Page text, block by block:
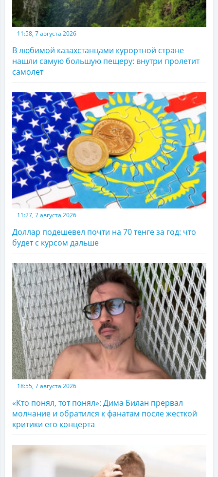
11:58, 7 августа 2026
В любимой казахстанцами курортной стране
нашли самую большую пещеру: внутри пролетит
самолет
11:27, 7 августа 2026
Доллар подешевел почти на 70 тенге за год: что
будет с курсом дальше
18:55, 7 августа 2026
«Кто понял, тот понял»: Дима Билан прервал
молчание и обратился к фанатам после жесткой
критики его концерта